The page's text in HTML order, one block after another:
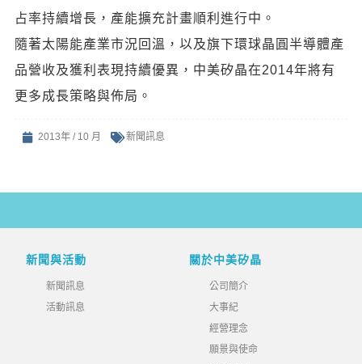
占率持續增長，產能擴充計畫順利進行中。
隨著太陽能產業市況回溫，以及旗下環球晶圓半導體產
品營收及獲利表現持續優異，中美矽晶在2014年將有
更多成長策略與佈局。
2013年 / 10 月 新聞訊息
新聞與活動
新聞訊息
活動訊息
關於中美矽晶
公司簡介
大事紀
經營理念
願景與使命